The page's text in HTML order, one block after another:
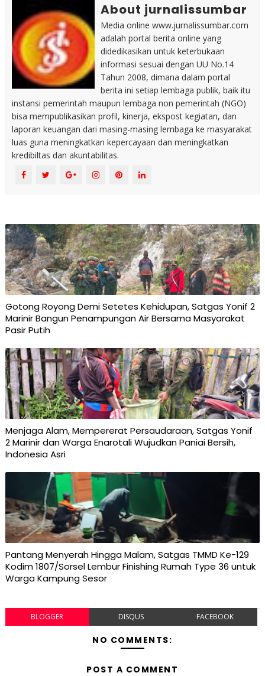
About jurnalissumbar
Media online www.jurnalissumbar.com
adalah portal berita online yang
didedikasikan untuk keterbukaan
informasi sesuai dengan UU No.14
Tahun 2008, dimana dalam portal
berita ini setiap lembaga publik, baik itu
instansi pemerintah maupun lembaga non pemerintah (NGO)
bisa mempublikasikan profil, kinerja, ekspost kegiatan, dan
laporan keuangan dari masing-masing lembaga ke masyarakat
luas guna meningkatkan kepercayaan dan meningkatkan
kredibiltas dan akuntabilitas.
Gotong Royong Demi Setetes Kehidupan, Satgas Yonif 2
Marinir Bangun Penampungan Air Bersama Masyarakat
Pasir Putih
Menjaga Alam, Mempererat Persaudaraan, Satgas Yonif
2 Marinir dan Warga Enarotali Wujudkan Paniai Bersih,
Indonesia Asri
Pantang Menyerah Hingga Malam, Satgas TMMD Ke-129
Kodim 1807/Sorsel Lembur Finishing Rumah Type 36 untuk
Warga Kampung Sesor
BLOGGER DISQUS FACEBOOK
NO COMMENTS:
POST A COMMENT